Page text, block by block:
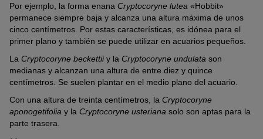
Por ejemplo, la forma enana Cryptocoryne lutea «Hobbit»
permanece siempre baja y alcanza una altura máxima de unos
cinco centímetros. Por estas características, es idónea para el
primer plano y también se puede utilizar en acuarios pequeños.
La Cryptocoryne beckettiiy la Cryptocoryne undulata son
medianas y alcanzan una altura de entre diez y quince
centímetros. Se suelen plantar en el medio plano del acuario.
Con una altura de treinta centímetros, la Cryptocoryne
aponogetifolia y la Cryptocoryne usteriana solo son aptas para la
parte trasera.